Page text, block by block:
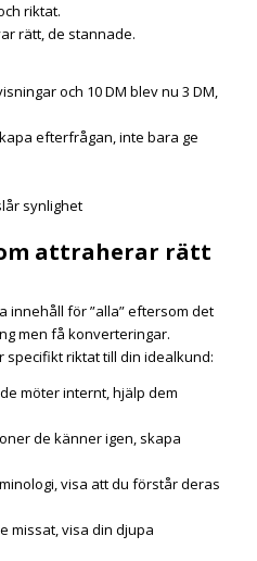
riktat.
rätt, de stannade.
och 10 DM blev nu 3 DM,
efterfrågan, inte bara ge
attraherar rätt
innehåll för ”alla” eftersom det
men få konverteringar.
specifikt riktat till din idealkund:
möter internt, hjälp dem
de känner igen, skapa
visa att du förstår deras
missat, visa din djupa